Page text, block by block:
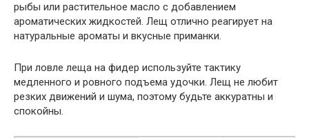
рыбы или растительное масло с добавлением
ароматических жидкостей. Лещ отлично реагирует на
натуральные ароматы и вкусные приманки.
При ловле леща на фидер используйте тактику
медленного и ровного подъема удочки. Лещ не любит
резких движений и шума, поэтому будьте аккуратны и
спокойны.